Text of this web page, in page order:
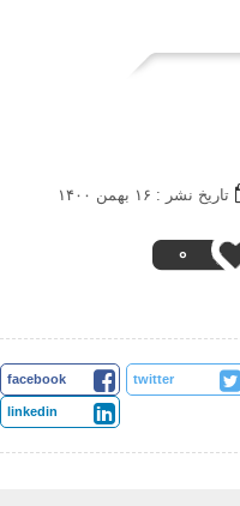
0
تاریخ نشر : ۱۶ بهمن ۱۴۰۰
facebook twitter
linkedin